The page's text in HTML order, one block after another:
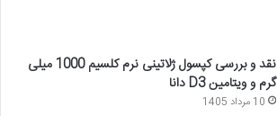
نقد و بررسی کپسول ژلاتینی نرم کلسیم 1000 میلی
گرم و ویتامین D3 دانا
10 مرداد 1405